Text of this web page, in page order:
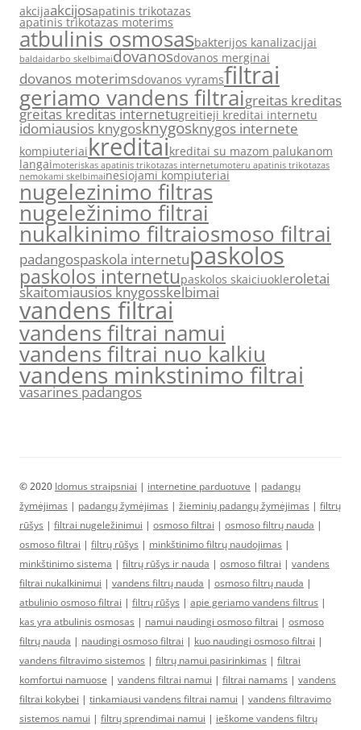
akcijaakcijosapatinis trikotazas
apatinis trikotazas moterims
atbulinis osmosasbakterijos kanalizacijai
baldaidarbo skelbimaidovanosdovanos merginai
dovanos moterimsdovanos vyramsfiltrai
geriamo vandens filtraigreitas kreditas
greitas kreditas internetugreitieji kreditai internetu
idomiausios knygosknygosknygos internete
kompiuteriaikreditaikreditai su mazom palukanom
langaimoteriskas apatinis trikotazas internetumoteru apatinis trikotazas
nemokami skelbimainesiojami kompiuteriai
nugelezinimo filtras
nugeležinimo filtrai
nukalkinimo filtraiosmoso filtrai
padangospaskola internetupaskolos
paskolos internetupaskolos skaiciuokleroletai
skaitomiausios knygosskelbimai
vandens filtrai
vandens filtrai namui
vandens filtrai nuo kalkiu
vandens minkstinimo filtrai
vasarines padangos
© 2020 Idomus straipsniai | internetine parduotuve | padangų
žymėjimas | padangų žymėjimas | žieminių padangų žymėjimas | filtrų
rūšys | filtrai nugeležinimui | osmoso filtrai | osmoso filtrų nauda |
osmoso filtrai | filtrų rūšys | minkštinimo filtrų naudojimas |
minkštinimo sistema | filtrų rūšys ir nauda | osmoso filtrai | vandens
filtrai nukalkinimui | vandens filtrų nauda | osmoso filtrų nauda |
atbulinio osmoso filtrai | filtrų rūšys | apie geriamo vandens filtrus |
kas yra atbulinis osmosas | namui naudingi osmoso filtrai | osmoso
filtrų nauda | naudingi osmoso filtrai | kuo naudingi osmoso filtrai |
vandens filtravimo sistemos | filtrų namui pasirinkimas | filtrai
komfortui namuose | vandens filtrai namui | filtrai namams | vandens
filtrai kokybei | tinkamiausi vandens filtrai namui | vandens filtravimo
sistemos namui | filtrų sprendimai namui | ieškome vandens filtrų